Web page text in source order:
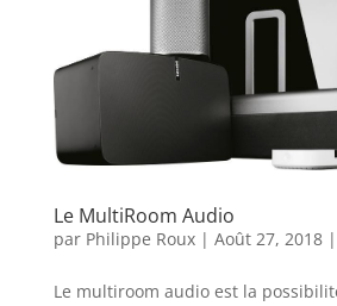
Le MultiRoom Audio
par Philippe Roux| Août 27, 2018|
Le multiroom audio est la